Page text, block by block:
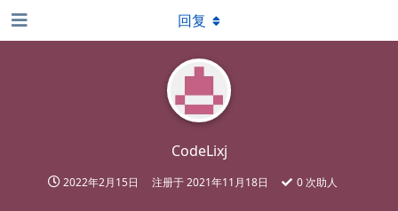
CodeLixj
2022年2月15日 注册于2021年11月18日 0次助人
回复